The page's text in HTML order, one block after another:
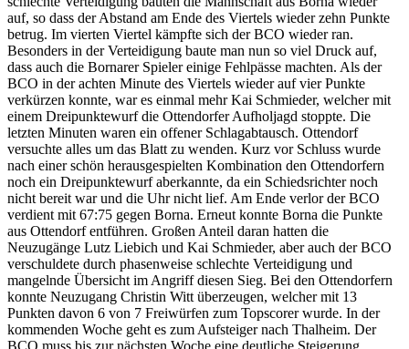
auf, so dass der Abstand am Ende des Viertels wieder zehn Punkte
betrug. Im vierten Viertel kämpfte sich der BCO wieder ran.
Besonders in der Verteidigung baute man nun so viel Druck auf,
dass auch die Bornarer Spieler einige Fehlpässe machten. Als der
BCO in der achten Minute des Viertels wieder auf vier Punkte
verkürzen konnte, war es einmal mehr Kai Schmieder, welcher mit
einem Dreipunktewurf die Ottendorfer Aufholjagd stoppte. Die
letzten Minuten waren ein offener Schlagabtausch. Ottendorf
versuchte alles um das Blatt zu wenden. Kurz vor Schluss wurde
nach einer schön herausgespielten Kombination den Ottendorfern
noch ein Dreipunktewurf aberkannte, da ein Schiedsrichter noch
nicht bereit war und die Uhr nicht lief. Am Ende verlor der BCO
verdient mit 67:75 gegen Borna. Erneut konnte Borna die Punkte
aus Ottendorf entführen. Großen Anteil daran hatten die
Neuzugänge Lutz Liebich und Kai Schmieder, aber auch der BCO
verschuldete durch phasenweise schlechte Verteidigung und
mangelnde Übersicht im Angriff diesen Sieg. Bei den Ottendorfern
konnte Neuzugang Christin Witt überzeugen, welcher mit 13
Punkten davon 6 von 7 Freiwürfen zum Topscorer wurde. In der
kommenden Woche geht es zum Aufsteiger nach Thalheim. Der
BCO muss bis zur nächsten Woche eine deutliche Steigerung